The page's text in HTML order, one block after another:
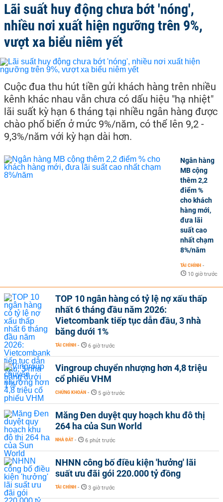
Lãi suất huy động chưa bớt 'nóng',
nhiều nơi xuất hiện ngưỡng trên 9%,
vượt xa biểu niêm yết
Cuộc đua thu hút tiền gửi khách hàng trên nhiều
kênh khác nhau vẫn chưa có dấu hiệu "hạ nhiệt"
lãi suất kỳ hạn 6 tháng tại nhiều ngân hàng được
chào phổ biến ở mức 9%/năm, có thể lên 9,2 -
9,3%/năm với kỳ hạn dài hơn.
Ngân hàng
MB cộng
thêm 2,2
điểm %
cho khách
hàng mới,
đưa lãi
suất cao
nhất chạm
8%/năm
TÀI CHÍNH -
10 giờ trước
TOP 10 ngân hàng có tỷ lệ nợ xấu thấp
nhất 6 tháng đầu năm 2026:
Vietcombank tiếp tục dẫn đầu, 3 nhà
băng dưới 1%
TÀI CHÍNH - 6 giờ trước
Vingroup chuyển nhượng hơn 4,8 triệu
cổ phiếu VHM
CHỨNG KHOÁN - 5 giờ trước
Măng Đen duyệt quy hoạch khu đô thị
264 ha của Sun World
NHÀ ĐẤT - 6 phút trước
NHNN công bố điều kiện 'hưởng' lãi
suất ưu đãi gói 220.000 tỷ đồng
TÀI CHÍNH - 3 giờ trước